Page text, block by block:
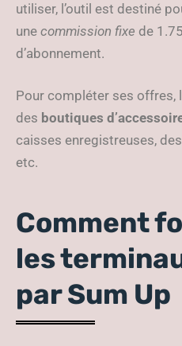
utiliser, l’outil est destiné
une commission fixe de
d’abonnement.
Pour compléter ses offres,
des boutiques
caisses enregistreuses,
etc.
Comment
les
par Sum Up